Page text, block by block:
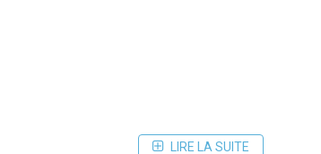
LIRE LA SUITE